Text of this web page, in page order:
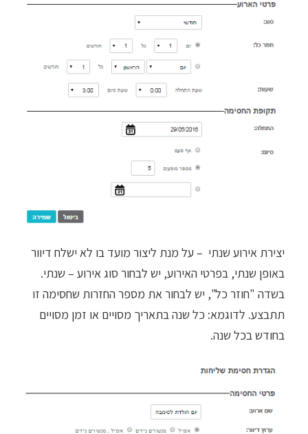
יצירת אירוע שנתי – על מנת ליצור מועד בו לא ישלח דיוור
באופן שנתי, בפרטי האירוע, יש לבחור סוג אירוע – שנתי.
בשדה "חוזר כל", יש לבחור את מספר החזרות שחסימה זו
תתבצע. לדוגמא: כל שנה בתאריך מסויים או זמן מסויים
בחודש בכל שנה.